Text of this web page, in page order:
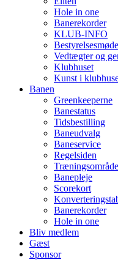
Hole in one
Banerekorder
KLUB-INFO
Vedtægter og
Klubhuset
Kunst i
Banen
Greenkeeperne
Banestatus
Tidsbestilling
Baneudvalg
Baneservice
Regelsiden
Træningsområde
Banepleje
Scorekort
Banerekorder
Hole in one
Bliv medlem
Gæst
Sponsor